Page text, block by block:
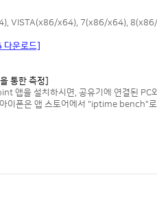
VISTA(x86/x64), 7(x86/x64),
운로드]
통한 측정]
앱을 설치하시면, 공유기에 연결된 PC
이폰은 앱 스토어에서 "iptime bench"